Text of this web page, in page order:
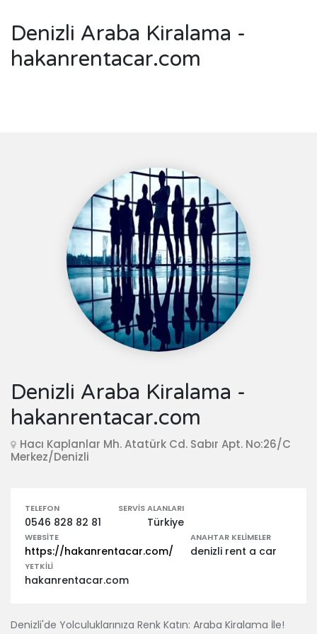
Denizli Araba Kiralama -
hakanrentacar.com
Denizli Araba Kiralama -
hakanrentacar.com
Hacı Kaplanlar Mh. Atatürk Cd. Sabır Apt. No:26/C
Merkez/Denizli
TELEFON
0546 828 82 81
SERVIS ALANLARI
Türkiye
WEBSITE
https://hakanrentacar.com/
ANAHTAR KELIMELER
denizli rent a car
YETKILI
hakanrentacar.com
Denizli'de Yolculuklarınıza Renk Katın: Araba Kiralama İle!